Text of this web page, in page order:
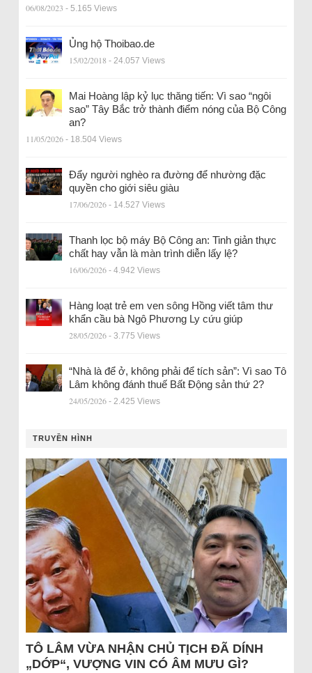
06/08/2023 - 5.165 Views
Ủng hộ Thoibao.de
15/02/2018 - 24.057 Views
Mai Hoàng lập kỷ lục thăng tiến: Vì sao “ngôi
sao” Tây Bắc trở thành điểm nóng của Bộ Công
an?
11/05/2026 - 18.504 Views
Đẩy người nghèo ra đường để nhường đặc
quyền cho giới siêu giàu
17/06/2026 - 14.527 Views
Thanh lọc bộ máy Bộ Công an: Tinh giản thực
chất hay vẫn là màn trình diễn lấy lệ?
16/06/2026 - 4.942 Views
Hàng loạt trẻ em ven sông Hồng viết tâm thư
khẩn cầu bà Ngô Phương Ly cứu giúp
28/05/2026 - 3.775 Views
“Nhà là để ở, không phải để tích sản”: Vì sao Tô
Lâm không đánh thuế Bất Động sản thứ 2?
24/05/2026 - 2.425 Views
TRUYỀN HÌNH
TÔ LÂM VỪA NHẬN CHỦ TỊCH ĐÃ DÍNH
„DỚP“, VƯỢNG VIN CÓ ÂM MƯU GÌ?